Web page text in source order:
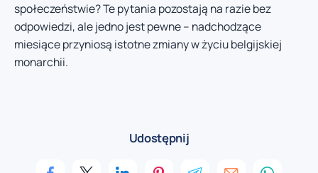
społeczeństwie? Te pytania pozostają na razie bez
odpowiedzi, ale jedno jest pewne – nadchodzące
miesiące przyniosą istotne zmiany w życiu belgijskiej
monarchii.
Udostępnij